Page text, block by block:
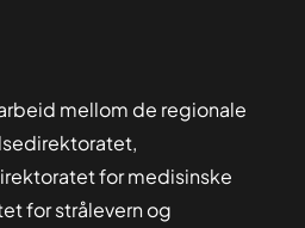
mellom de regionale
for medisinske
for strålevern og